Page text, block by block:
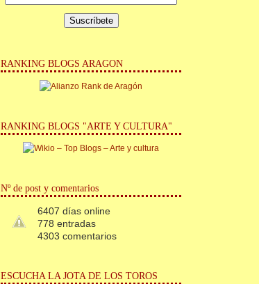
RANKING BLOGS ARAGON
RANKING BLOGS "ARTE Y CULTURA"
Nº de post y comentarios
6407 días online
778 entradas
4303 comentarios
ESCUCHA LA JOTA DE LOS TOROS